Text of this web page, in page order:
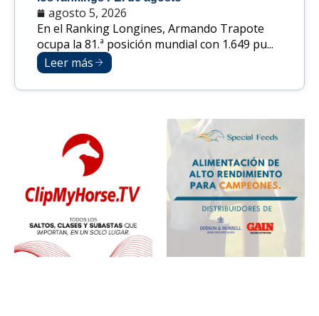
agosto 5, 2026
En el Ranking Longines, Armando Trapote
ocupa la 81.ª posición mundial con 1.649 pu...
Leer más